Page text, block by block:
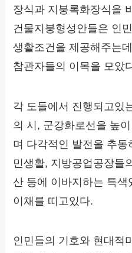
장식과 지붕록화장식을
건물지붕형성안들은 인
생활조건을 제공해주는
참관자들의 이목을 모았
각 도들에서 진행되고있
의 시, 군강화로선을 높
며 다각적인 발전을 추동
민생활, 지방공업공장들
산 등에 이바지하는 특색
이채를 띠고있다.
인민들의 기호와 현대적